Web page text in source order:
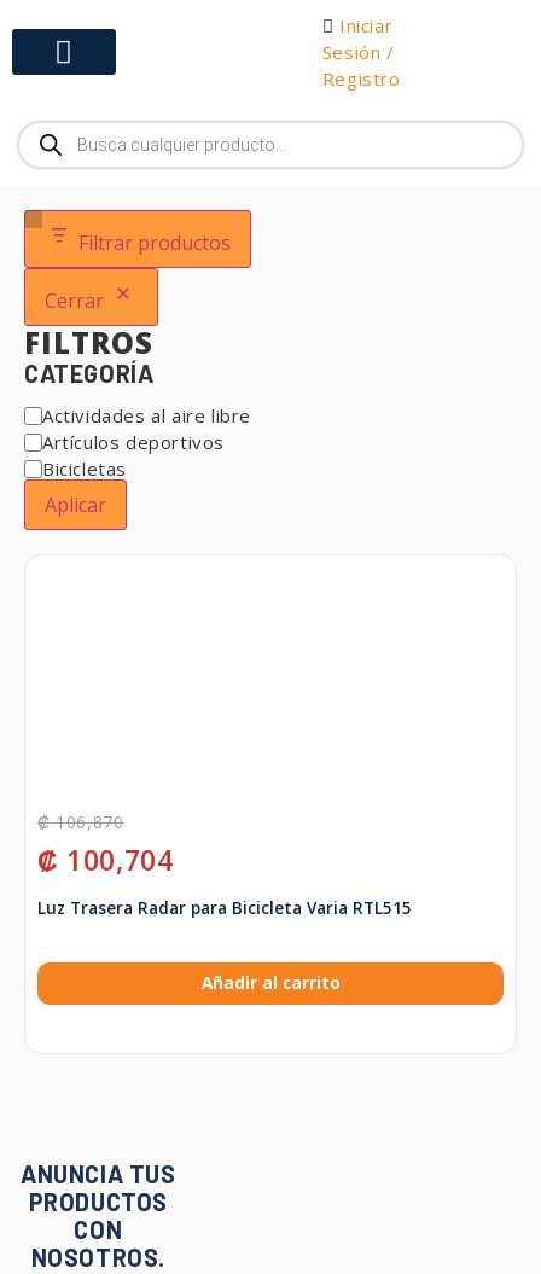
Iniciar
Sesión /
Registro
Filtrar productos
Cerrar
FILTROS
CATEGORÍA
Actividades al aire libre
Artículos deportivos
Bicicletas
Aplicar
₡106,870
₡ 100,704
Luz Trasera Radar para Bicicleta Varia RTL515
Añadir al carrito
ANUNCIA TUS
PRODUCTOS
CON
NOSOTROS.